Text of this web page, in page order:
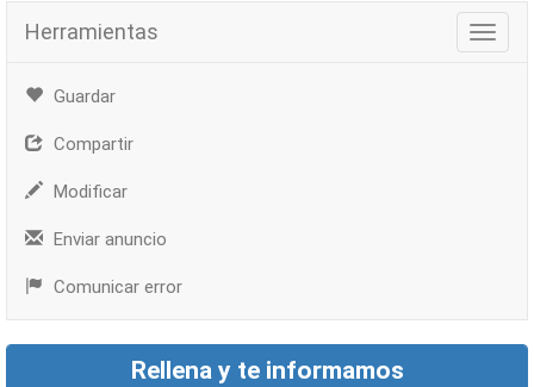
Herramientas
Guardar
Compartir
Modificar
Enviar anuncio
Comunicar error
Rellena y te informamos